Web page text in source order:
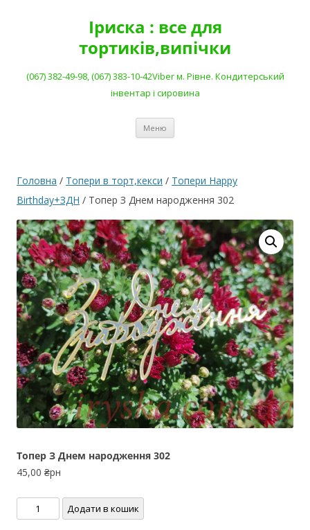
Іриска : все для
тортиків,випічки
(067) 382-49-98, (067) 383-10-42Viber м. Рівне. Кондитерський
інвентар і сировина
Меню
Головна / Топери в торт,кекси / Топери Happy
Birthday+ЗДН / Топер З Днем народження 302
Топер З Днем народження 302
45,00 ₴рн
Топер
З
Додати в кошик